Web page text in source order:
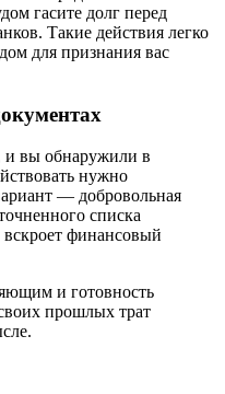
гасите долг перед
Такие действия легко
для признания вас
и вы обнаружили в
нужно
— добровольная
списка
финансовый
и готовность
прошлых трат